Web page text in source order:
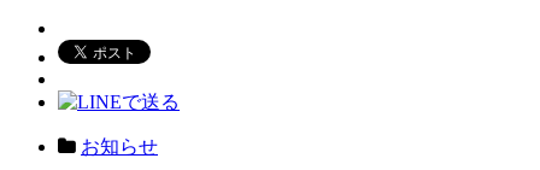
お知らせ